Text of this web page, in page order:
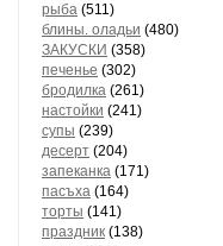
рыба (511)
блины. оладьи (480)
ЗАКУСКИ (358)
печенье (302)
бродилка (261)
настойки (241)
супы (239)
десерт (204)
запеканка (171)
пасъха (164)
торты (141)
праздник (138)